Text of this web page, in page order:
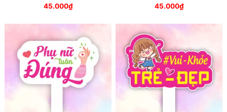
45.000₫ 45.000₫